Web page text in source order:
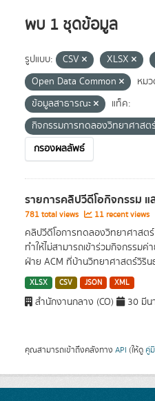
พบ 1 ชุดข้อมูล
รูปแบบ: CSV XLSX
Open Data Common
หม
ข้อมูลสาธารณะ
แท็ค:
กิจกรรมการทดลองวิทยาศาสต
กรองผลลัพธ์
รายการคลิปวีดีโอกิจกรรม
781 total views 11 recent views
คลิปวีดีโอการทดลองวิทยาศาสต
ทำให้ไม่สามารถเข้าร่วมกิจกรรมค่
ฝ่าย ACM ที่บ้านวิทยาศาสตร์วิริน
XLSX CSV JSON XML
สำนักงานกลาง (CO) 30 มีน
คุณสามารถเข้าถึงคลังทาง API (ให้ดู คู่